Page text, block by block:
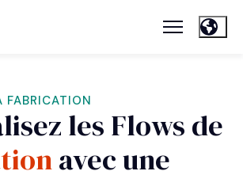
FABRICATION
les Flows de
avec une